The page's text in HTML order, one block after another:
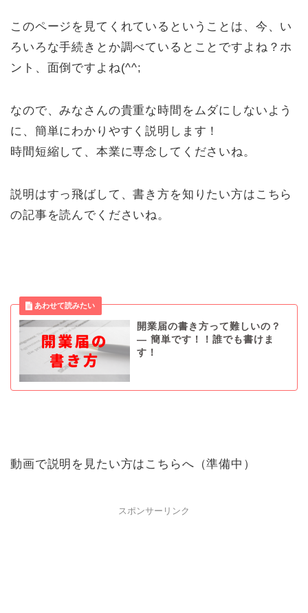
このページを見てくれているということは、今、い
ろいろな手続きとか調べているとことですよね？ホ
ント、面倒ですよね(^^;
なので、みなさんの貴重な時間をムダにしないよう
に、簡単にわかりやすく説明します！
時間短縮して、本業に専念してくださいね。
説明はすっ飛ばして、書き方を知りたい方はこちら
の記事を読んでくださいね。
開業届の書き方って難しいの？
— 簡単です！！誰でも書けま
す！
動画で説明を見たい方はこちらへ（準備中）
スポンサーリンク